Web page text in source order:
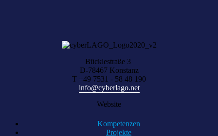
Bücklestraße 3
D-78467 Konstanz
T +49 7531 - 58 48 190
info@cyberlago.net
Website
Kompetenzen
Projekte